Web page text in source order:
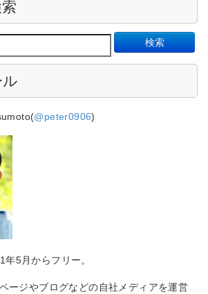
@peter0906)
5月からフリー。
ージやブログなどの自社メディアを運営